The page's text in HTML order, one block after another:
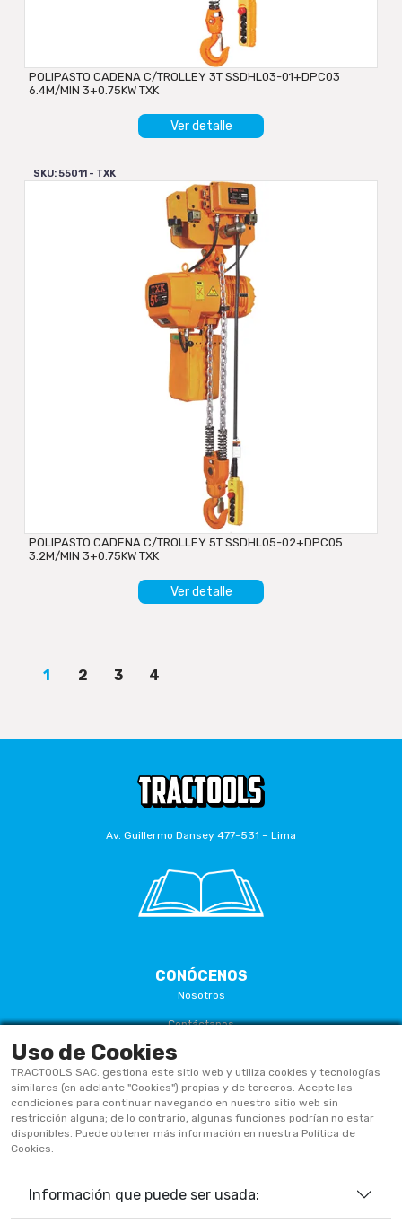
POLIPASTO CADENA C/TROLLEY 3T SSDHL03-01+DPC03
6.4M/MIN 3+0.75KW TXK
Ver detalle
SKU: 55011 - TXK
POLIPASTO CADENA C/TROLLEY 5T SSDHL05-02+DPC05
3.2M/MIN 3+0.75KW TXK
Ver detalle
1 2 3 4
Av. Guillermo Dansey 477-531 – Lima
CONÓCENOS
Nosotros
Contáctanos
Términos Y Condiciones
Políticas De Privacidad
Políticas De Cookies
Preguntas Frecuentes
933906515
Uso de Cookies
TRACTOOLS SAC. gestiona este sitio web y utiliza cookies y tecnologías
similares (en adelante "Cookies") propias y de terceros. Acepte las
condiciones para continuar navegando en nuestro sitio web sin
restricción alguna; de lo contrario, algunas funciones podrían no estar
disponibles. Puede obtener más información en nuestra Política de
Cookies.
Información que puede ser usada: